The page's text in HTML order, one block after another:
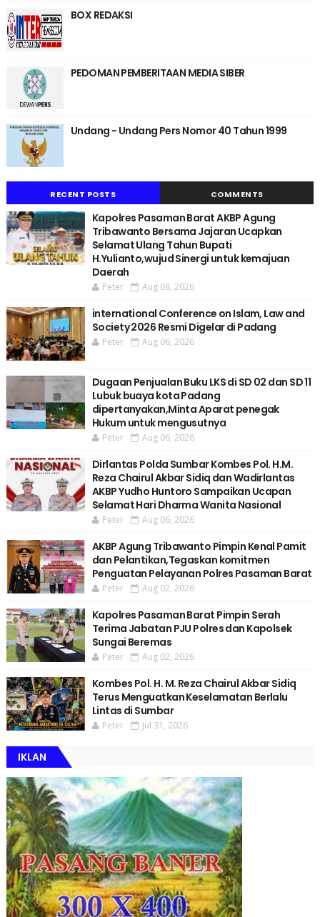
BOX REDAKSI
PEDOMAN PEMBERITAAN MEDIA SIBER
Undang - Undang Pers Nomor 40 Tahun 1999
RECENT POSTS COMMENTS
Kapolres Pasaman Barat AKBP Agung
Tribawanto Bersama Jajaran Ucapkan
Selamat Ulang Tahun Bupati
H.Yulianto,wujud Sinergi untuk kemajuan
Daerah
Peter Aug 08, 2026
international Conference on Islam, Law and
Society 2026 Resmi Digelar di Padang
Peter Aug 06, 2026
Dugaan Penjualan Buku LKS di SD 02 dan SD 11
Lubuk buaya kota Padang
dipertanyakan,Minta Aparat penegak
Hukum untuk mengusutnya
Peter Aug 06, 2026
Dirlantas Polda Sumbar Kombes Pol. H.M.
Reza Chairul Akbar Sidiq dan Wadirlantas
AKBP Yudho Huntoro Sampaikan Ucapan
Selamat Hari Dharma Wanita Nasional
Peter Aug 06, 2026
AKBP Agung Tribawanto Pimpin Kenal Pamit
dan Pelantikan,Tegaskan komitmen
Penguatan Pelayanan Polres Pasaman Barat
Peter Aug 02, 2026
Kapolres Pasaman Barat Pimpin Serah
Terima Jabatan PJU Polres dan Kapolsek
Sungai Beremas
Peter Aug 02, 2026
Kombes Pol. H. M. Reza Chairul Akbar Sidiq
Terus Menguatkan Keselamatan Berlalu
Lintas di Sumbar
Peter Jul 31, 2026
IKLAN